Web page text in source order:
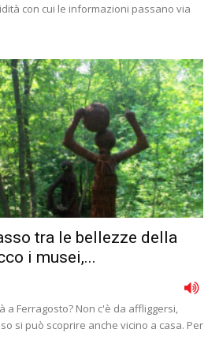
con cui le informazioni passano via
tra le bellezze della
i musei,...
a Ferragosto? Non c'è da affliggersi,
si può scoprire anche vicino a casa. Per